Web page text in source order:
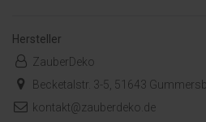
Hersteller
ZauberDeko
Becketalstr. 3-5, 51643
kontakt@zauberdeko.de